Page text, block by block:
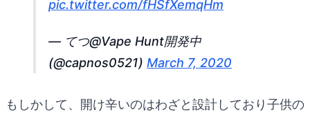
pic.twitter.com/fHSfXemqHm
— てつ@Vape Hunt開発中
(@capnos0521) March 7, 2020
もしかして、開け辛いのはわざと設計しており子供の